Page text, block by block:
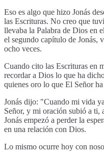
Eso es algo que hizo Jonás
las Escrituras. No creo que
llevaba la Palabra de Dios en
el segundo capítulo de Jonás,
ocho veces.
Cuando cito las Escrituras en
recordar a Dios lo que ha
quienes oro lo que El Señor
Jonás dijo: "Cuando mi vida
Señor, y mi oración subió a ti,
Jonás empezó a perder la
en una relación con Dios.
Lo mismo ocurre hoy con